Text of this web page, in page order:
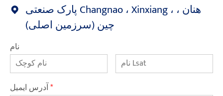
پارک صنعتی Changnao ، Xinxiang ، هنان ،
چین (سرزمین اصلی)
نام
آدرس ایمیل*